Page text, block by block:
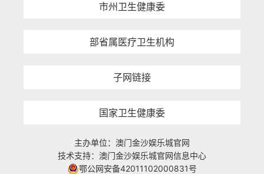
市州卫生健康委
部省属医疗卫生机构
子网链接
国家卫生健康委
主办单位：澳门金沙娱乐城官网
技术支持：澳门金沙娱乐城官网信息中心
鄂公网安备42011102000831号